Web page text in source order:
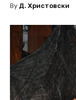
By Д. Христовски